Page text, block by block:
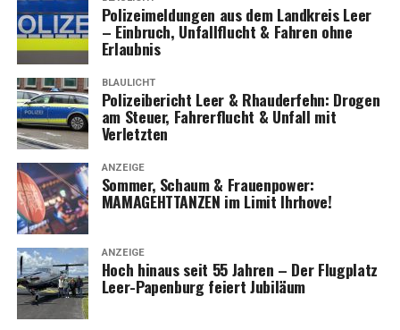
Poli­zei­mel­dun­gen aus dem Land­kreis Leer
– Ein­bruch, Unfall­flucht & Fah­ren ohne
Erlaubnis
BLAULICHT
Poli­zei­be­richt Leer & Rhau­der­fehn: Dro­gen
am Steu­er, Fah­rer­flucht & Unfall mit
Verletzten
ANZEIGE
Som­mer, Schaum & Frau­en­power:
MAMAGEHTTANZEN im Limit Ihrhove!
ANZEIGE
Hoch hin­aus seit 55 Jah­ren – Der Flug­platz
Leer-Papen­burg fei­ert Jubiläum